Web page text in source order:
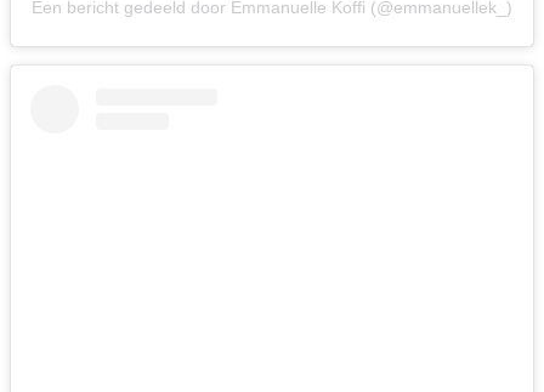
Een bericht gedeeld door Emmanuelle Koffi (@emmanuellek_)